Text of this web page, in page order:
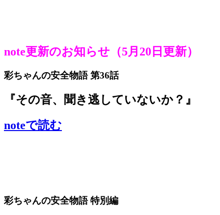
note更新のお知らせ（5月20日更新）
彩ちゃんの安全物語 第36話
『その音、聞き逃していないか？』
noteで読む
彩ちゃんの安全物語 特別編